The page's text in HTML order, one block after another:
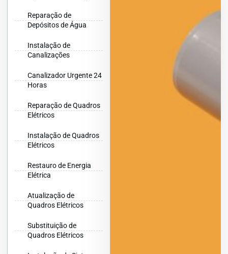
Reparação de
Depósitos de Água
Instalação de
Canalizações
Canalizador Urgente 24
Horas
Reparação de Quadros
Elétricos
Instalação de Quadros
Elétricos
Restauro de Energia
Elétrica
Atualização de
Quadros Elétricos
Substituição de
Quadros Elétricos